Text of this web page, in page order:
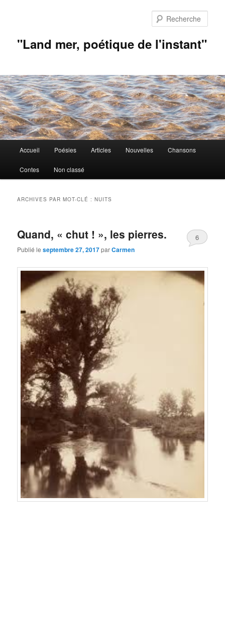
"Land mer, poétique de l'instant"
principal
Accueil Poésies Articles Nouvelles Chansons
Contes Non classé
ARCHIVES PAR MOT-CLÉ :NUITS
Quand, « chut ! », les pierres.
Publié leseptembre 27, 2017parCarmen
6